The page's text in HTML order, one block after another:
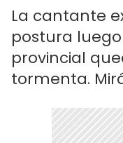
La cantante
postura
provincial
tormenta.